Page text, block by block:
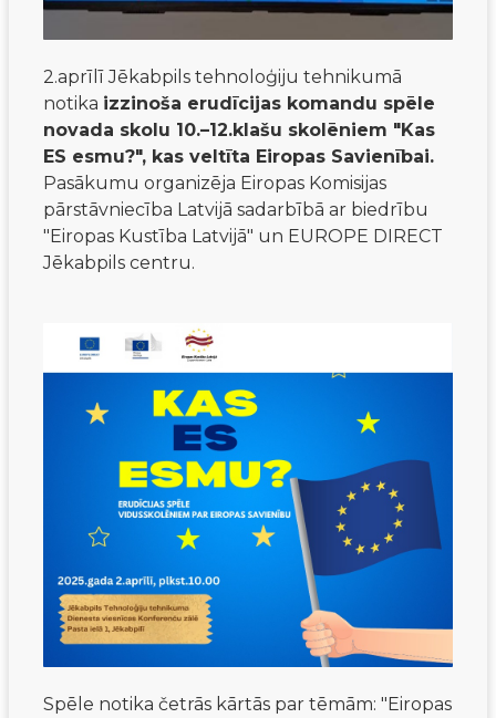
2.aprīlī Jēkabpils tehnoloģiju tehnikumā
notika izzinoša erudīcijas komandu spēle
novada skolu 10.–12.klašu skolēniem "Kas
ES esmu?", kas veltīta Eiropas Savienībai.
Pasākumu organizēja Eiropas Komisijas
pārstāvniecība Latvijā sadarbībā ar biedrību
"Eiropas Kustība Latvijā" un EUROPE DIRECT
Jēkabpils centru.
Spēle notika četrās kārtās par tēmām: "Eiropas